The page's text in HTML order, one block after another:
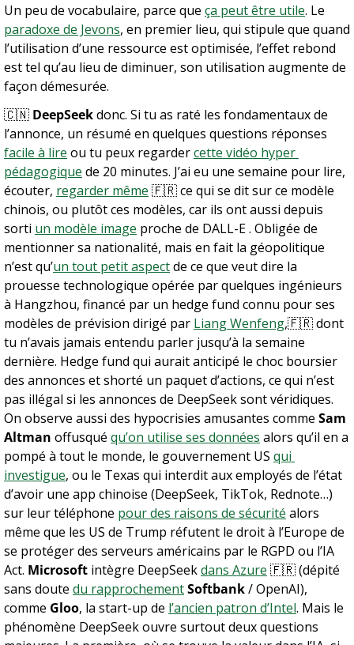
Un peu de vocabulaire, parce que ça peut être utile
paradoxe de Jevons, en premier lieu, qui stipule que quand
l’utilisation d’une ressource est optimisée, l’effet rebond
est tel qu’au lieu de diminuer, son utilisation augmente de
façon démesurée.
🇨🇳 DeepSeek donc. Si tu as raté les fondamentaux de
facile à lire ou tu peux regarder cette vidéo hyper
pédagogique de 20 minutes. J’ai eu une semaine pour lire,
écouter, regarder même 🇫🇷 ce qui se dit sur ce modèle
chinois, ou plutôt ces modèles, car ils ont aussi depuis
sorti un modèle image proche de DALL-E . Obligée de
mentionner sa nationalité, mais en fait la géopolitique
n’est qu’un tout petit aspect de ce que veut dire la
prouesse technologique opérée par quelques ingénieurs
à Hangzhou, financé par un hedge fund connu pour ses
modèles de prévision dirigé par Liang Wenfeng,🇫🇷 dont
tu n’avais jamais entendu parler jusqu’à la semaine
dernière. Hedge fund qui aurait anticipé le choc boursier
des annonces et shorté un paquet d’actions, ce qui n’est
pas illégal si les annonces de DeepSeek sont véridiques.
On observe aussi des hypocrisies amusantes comme Sam
Altman offusqué qu’on utilise ses données alors qu’il en a
pompé à tout le monde, le gouvernement US qui
investigue, ou le Texas qui interdit aux employés de l’état
d’avoir une app chinoise (DeepSeek, TikTok, Rednote…)
sur leur téléphone pour des raisons de sécurité alors
même que les US de Trump réfutent le droit à l’Europe de
se protéger des serveurs américains par le RGPD ou l’IA
Act. Microsoft intègre DeepSeek dans Azure 🇫🇷 (dépité
sans doute du rapprochementSoftbank / OpenAI),
comme Gloo, la start-up de l’ancien patron d’Intel. Mais le
phénomène DeepSeek ouvre surtout deux questions